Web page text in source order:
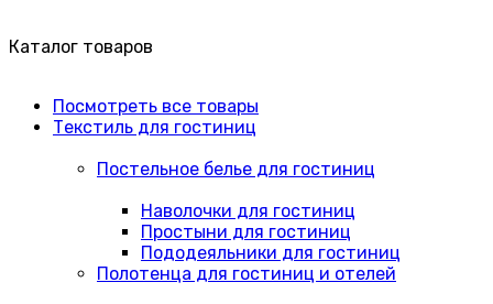
Каталог товаров
Посмотреть все товары
Текстиль для гостиниц
Постельное белье для гостиниц
Наволочки для гостиниц
Простыни для гостиниц
Пододеяльники для гостиниц
Полотенца для гостиниц и отелей